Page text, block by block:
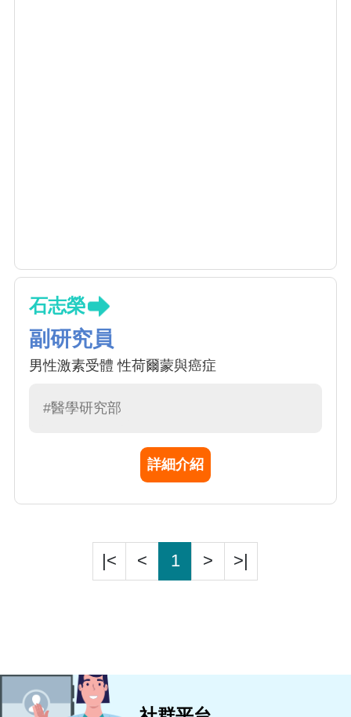
石志榮
副研究員
男性激素受體 性荷爾蒙與癌症
#醫學研究部
詳細介紹
|< < 1 > >|